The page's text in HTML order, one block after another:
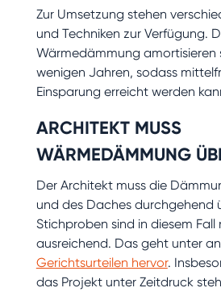
Zur Umsetzung stehen
und Techniken zur Verfügung.
Wärmedämmung amortisieren
wenigen Jahren, sodass
Einsparung erreicht werden
ARCHITEKT MUSS
WÄRMEDÄMMUNG
Der Architekt muss die
und des Daches durchgehend
Stichproben sind in diesem Fall
ausreichend. Das geht unter
Gerichtsurteilen hervor.
das Projekt unter Zeitdruck